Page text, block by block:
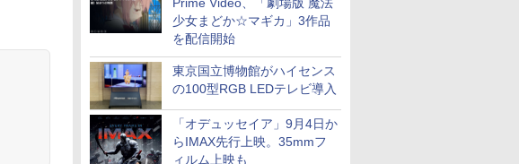
少女まどか☆マギカ」3作品
を配信開始
東京国立博物館がハイセンス
の100型RGB LEDテレビ導入
「オデュッセイア」9月4日か
らIMAX先行上映。35mmフ
ィルム上映も